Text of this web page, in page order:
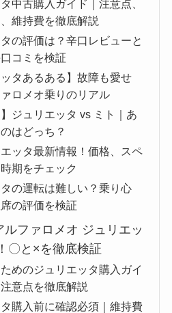
中古購入ガイド｜注意点、
維持費を徹底解説
の評価は？辛口レビューと
コミを検証
ッタあるある】故障も愛せ
ロメオ乗りのリアル
】ジュリエッタ vs ミト｜あ
はどっち？
ッタ最新情報！価格、スペ
期をチェック
の運転は難しい？乗り心
の評価を検証
ルファロメオ ジュリエッ
〇と×を徹底検証
めのジュリエッタ購入ガイ
意点を徹底解説
購入前に確認必須｜維持費